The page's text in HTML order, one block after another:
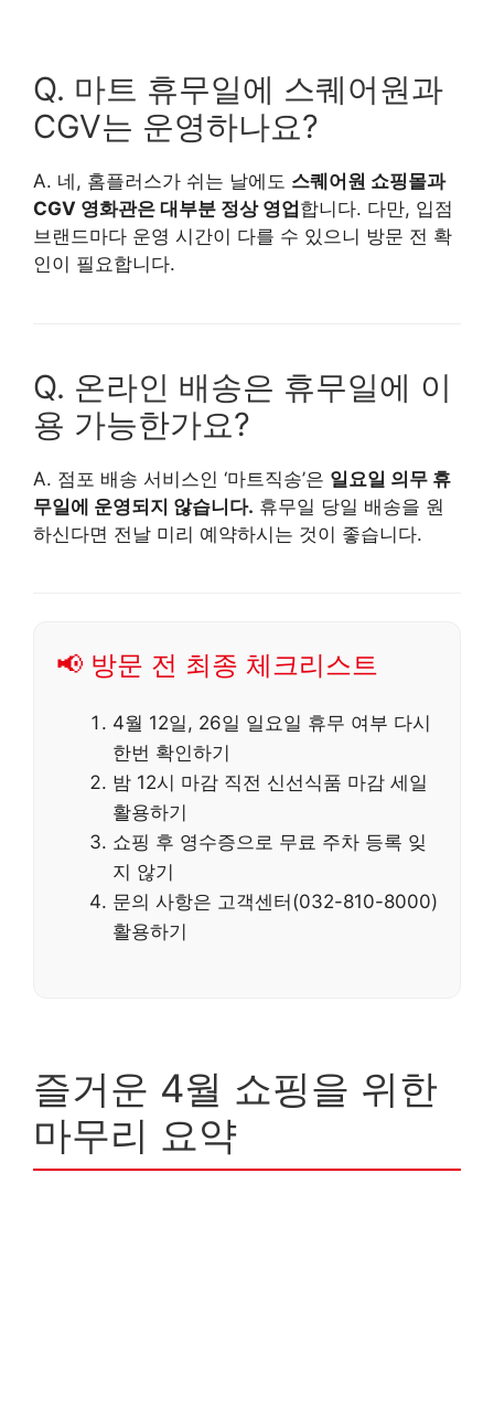
Q. 마트 휴무일에 스퀘어원과
CGV는 운영하나요?
A. 네, 홈플러스가 쉬는 날에도 스퀘어원 쇼핑몰과
CGV 영화관은 대부분 정상 영업 합니다. 다만, 입점
브랜드마다 운영 시간이 다를 수 있으니 방문 전 확
인이 필요합니다.
Q. 온라인 배송은 휴무일에 이
용 가능한가요?
A. 점포 배송 서비스인 ‘마트직송’은 일요일 의무 휴
무일에 운영되지 않습니다. 휴무일 당일 배송을 원
하신다면 전날 미리 예약하시는 것이 좋습니다.
📢 방문 전 최종 체크리스트
4월 12일, 26일 일요일 휴무 여부 다시
한번 확인하기
밤 12시 마감 직전 신선식품 마감 세일
활용하기
쇼핑 후 영수증으로 무료 주차 등록 잊
지 않기
문의 사항은 고객센터(032-810-8000)
활용하기
즐거운 4월 쇼핑을 위한
마무리 요약